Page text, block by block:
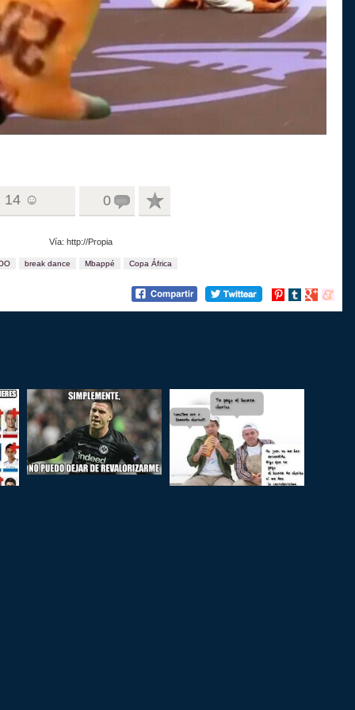
14 ☺ 0
Vía: http://Propia
break dance Mbappé Copa África
Compartir
Compartir
Compartir